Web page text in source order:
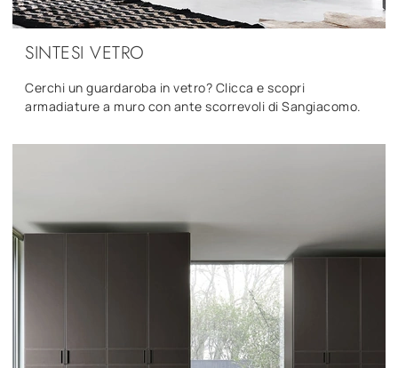
SINTESI VETRO
Cerchi un guardaroba in vetro? Clicca e scopri
armadiature a muro con ante scorrevoli di Sangiacomo.